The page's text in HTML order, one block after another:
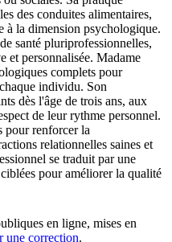
des conduites alimentaires,
à la dimension psychologique.
santé pluriprofessionnelles,
et personnalisée. Madame
complets pour
individu. Son
dès l'âge de trois ans, aux
de leur rythme personnel.
pour renforcer la
relationnelles saines et
se traduit par une
pour améliorer la qualité
en ligne, mises en
une correction.